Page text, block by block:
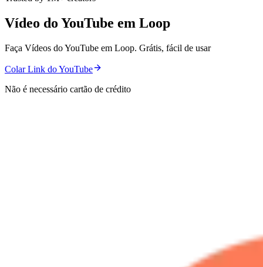
Vídeo do YouTube em Loop
Faça Vídeos do YouTube em Loop. Grátis, fácil de usar
Colar Link do YouTube
Não é necessário cartão de crédito